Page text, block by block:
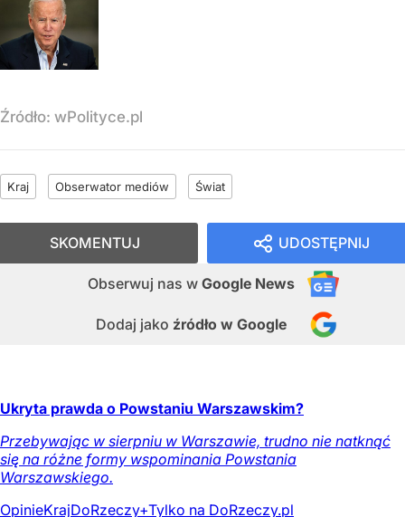
Źródło: wPolityce.pl
Kraj Obserwator mediów Świat
UDOSTĘPNIJ
Obserwuj nas w Google News
Dodaj jako źródło w Google
SKOMENTUJ
Ukryta prawda o Powstaniu Warszawskim?
Przebywając w sierpniu w Warszawie, trudno nie natknąć
się na różne formy wspominania Powstania
Warszawskiego.
OpinieKrajDoRzeczy+Tylko na DoRzeczy.pl